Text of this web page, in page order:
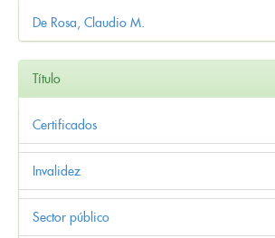
De Rosa, Claudio M.
Título
Certificados
Invalidez
Sector público